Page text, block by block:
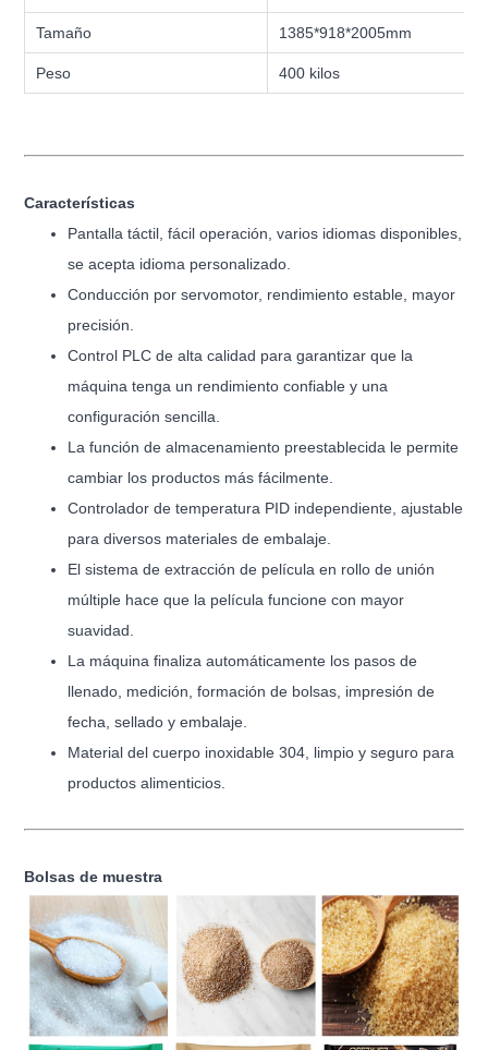
Tamaño 1385*918*2005mm
Peso 400 kilos
Características
Pantalla táctil, fácil operación, varios idiomas disponibles,
se acepta idioma personalizado.
Conducción por servomotor, rendimiento estable, mayor
precisión.
Control PLC de alta calidad para garantizar que la
máquina tenga un rendimiento confiable y una
configuración sencilla.
La función de almacenamiento preestablecida le permite
cambiar los productos más fácilmente.
Controlador de temperatura PID independiente, ajustable
para diversos materiales de embalaje.
El sistema de extracción de película en rollo de unión
múltiple hace que la película funcione con mayor
suavidad.
La máquina finaliza automáticamente los pasos de
llenado, medición, formación de bolsas, impresión de
fecha, sellado y embalaje.
Material del cuerpo inoxidable 304, limpio y seguro para
productos alimenticios.
Bolsas de muestra